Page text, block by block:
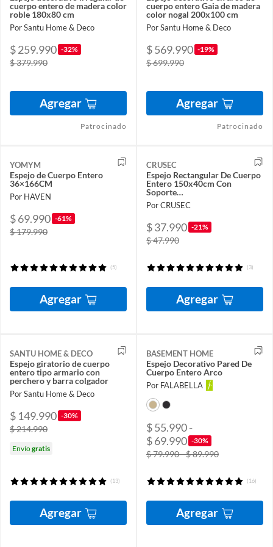
cuerpo entero de madera color
roble 180x80 cm
Por Santu Home & Deco
$ 259.990 -32%
$ 379.990
Agregar
Patrocinado
cuerpo entero Gaia de madera
color nogal 200x100 cm
Por Santu Home & Deco
$ 569.990 -19%
$ 699.990
Agregar
Patrocinado
YOMYM
Espejo de Cuerpo Entero
36×166CM
Por HAVEN
$ 69.990 -61%
$ 179.990
(5)
Agregar
CRUSEC
Espejo Rectangular De Cuerpo
Entero 150x40cm Con
Soporte…
Por CRUSEC
$ 37.990 -21%
$ 47.990
(3)
Agregar
SANTU HOME & DECO
Espejo giratorio de cuerpo
entero tipo armario con
perchero y barra colgador
Por Santu Home & Deco
$ 149.990 -30%
$ 214.990
Envíogratis
(13)
Agregar
BASEMENT HOME
Espejo Decorativo Pared De
Cuerpo Entero Arco
Por FALABELLA
$ 55.990 -
$ 69.990 -30%
$ 79.990 - $ 89.990
(16)
Agregar